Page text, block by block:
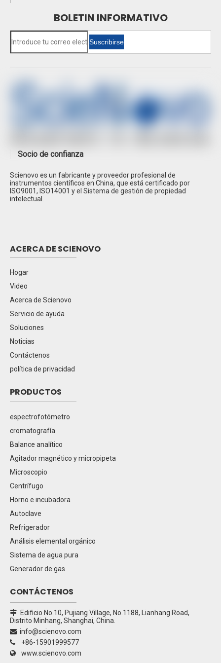
BOLETIN INFORMATIVO
Suscribirse
Socio de confianza
Scienovo es un fabricante y proveedor profesional de
instrumentos científicos en China, que está certificado por
ISO9001, ISO14001 y el Sistema de gestión de propiedad
intelectual.
ACERCA DE SCIENOVO
Hogar
Video
Acerca de Scienovo
Servicio de ayuda
Soluciones
Noticias
Contáctenos
política de privacidad
PRODUCTOS
espectrofotómetro
cromatografía
Balance analítico
Agitador magnético y micropipeta
Microscopio
Centrífugo
Horno e incubadora
Autoclave
Refrigerador
Análisis elemental orgánico
Sistema de agua pura
Generador de gas
CONTÁCTENOS

Edificio No.10, Pujiang Village, No.1188, Lianhang Road,
Distrito Minhang, Shanghai, China.
 info@scienovo.com
 +86-15901999577
 www.scienovo.com